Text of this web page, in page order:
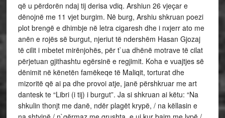
që u përdorën ndaj tij derisa vdiq. Arshiun 26 vjeçar e
dënojnë me 11 vjet burgim. Në burg, Arshiu shkruan poezi
plot brengë e dhimbje në letra cigaresh dhe i nxjerr ato me
anën e rojës së burgut, njeriut të ndershëm Hasan Gjozaj
të cilit i mbetet mirënjohës, për t`ua dhënë motrave të cilat
përjetuan gjithashtu egërsinë e regjimit. Koha e vuajtjes së
dënimit në kënetën famëkeqe të Maliqit, torturat dhe
mizoritë që ai pa dhe provoi atje, janë përshkruar me art
dantesk te “Libri (i tij) i burgut”. Ja si shkruan ai këtu: “Na
shkulin thonjt me danë, ndër plagët krypë, / na këllasin e